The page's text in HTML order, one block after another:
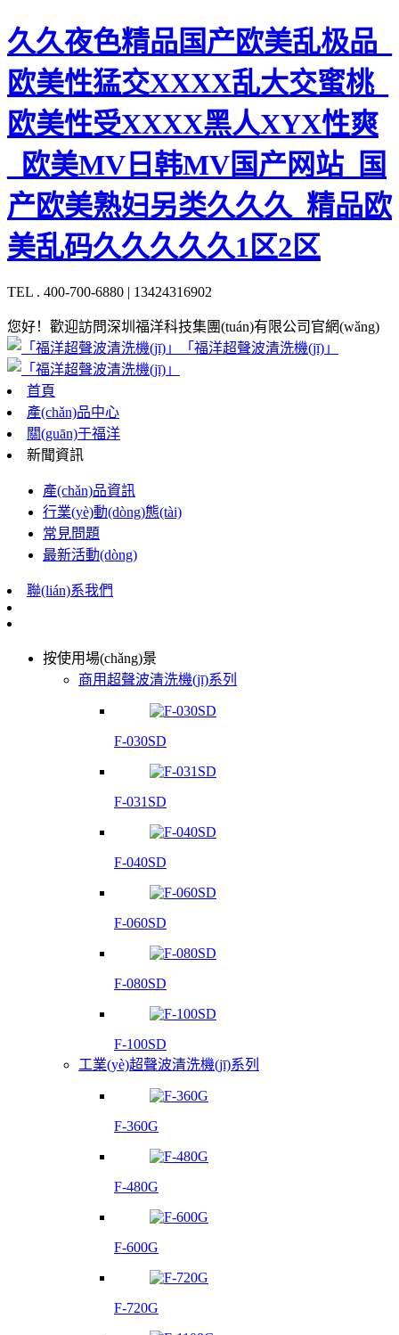
久久夜色精品国产欧美乱极品_
欧美性猛交XXXX乱大交蜜桃_
欧美性受XXXX黑人XYX性爽
_欧美MV日韩MV国产网站_国
产欧美熟妇另类久久久_精品欧
美乱码久久久久久1区2区
TEL . 400-700-6880 | 13424316902
您好！歡迎訪問深圳福洋科技集團(tuán)有限公司官網(wǎng)
「福洋超聲波清洗機(jī)」
首頁
產(chǎn)品中心
關(guān)于福洋
新聞資訊
產(chǎn)品資訊
行業(yè)動(dòng)態(tài)
常見問題
最新活動(dòng)
聯(lián)系我們
按使用場(chǎng)景
商用超聲波清洗機(jī)系列
F-030SD
F-031SD
F-040SD
F-060SD
F-080SD
F-100SD
工業(yè)超聲波清洗機(jī)系列
F-360G
F-480G
F-600G
F-720G